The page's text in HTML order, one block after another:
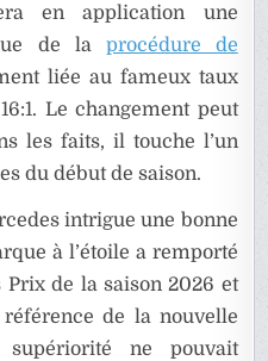
en application une
de la procédure de
liée au fameux taux
Le changement peut
les faits, il touche l’un
du début de saison.
intrigue une bonne
à l’étoile a remporté
de la saison 2026 et
de la nouvelle
ne pouvait